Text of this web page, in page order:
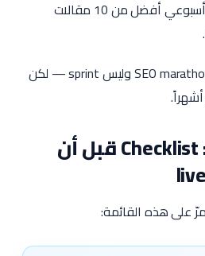
انشر بانتظام — مقال أسبوعي أفضل من 10 مقالات
، SEO marathon وليس sprint — لكن
قائمة الإطلاق: Checklist قبل أن
على هذه القائمة: